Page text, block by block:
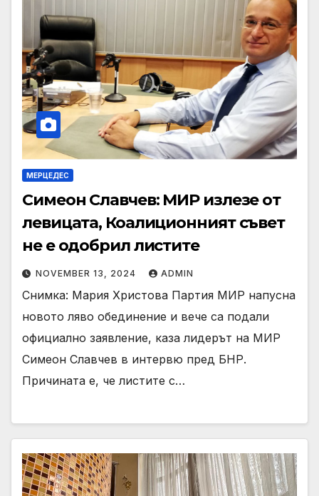
МЕРЦЕДЕС
Симеон Славчев: МИР излезе от
левицата, Коалиционният съвет
не е одобрил листите
NOVEMBER 13, 2024 ADMIN
Снимка: Мария Христова Партия МИР напусна
новото ляво обединение и вече са подали
официално заявление, каза лидерът на МИР
Симеон Славчев в интервю пред БНР.
Причината е, че листите с…